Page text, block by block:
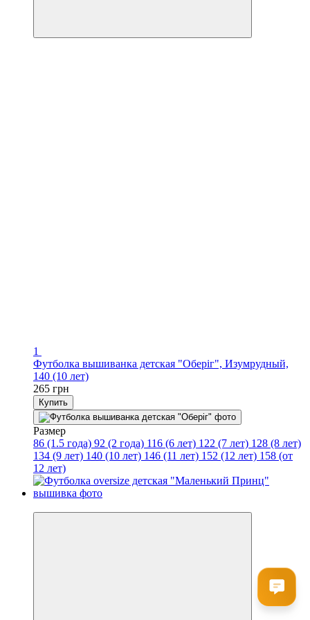
1
Футболка вышиванка детская "Оберіг", Изумрудный,
140 (10 лет)
265 грн
Купить
Размер
86 (1.5 года) 92 (2 года) 116 (6 лет) 122 (7 лет) 128 (8 лет)
134 (9 лет) 140 (10 лет) 146 (11 лет) 152 (12 лет) 158 (от
12 лет)